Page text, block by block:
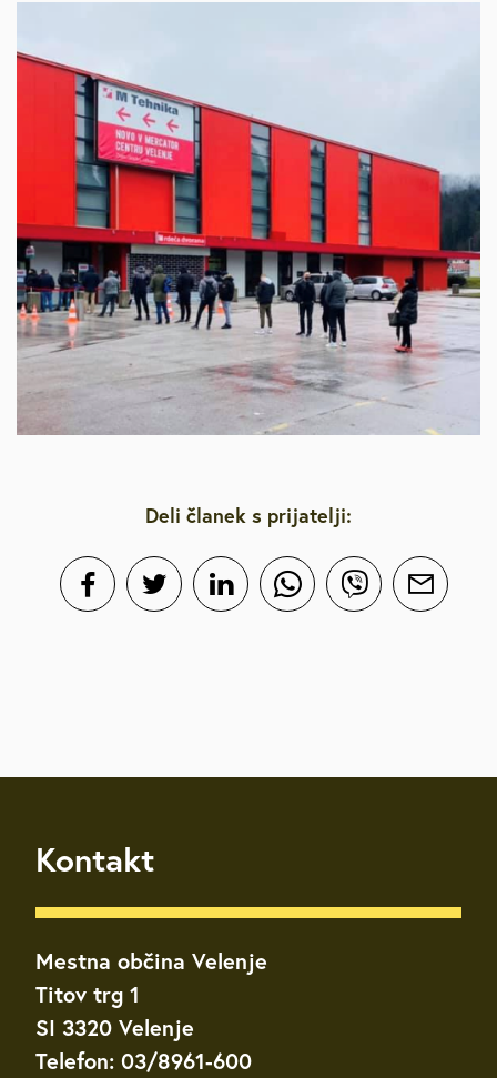
Deli članek s prijatelji:
Kontakt
Mestna občina Velenje
Titov trg 1
SI 3320 Velenje
Telefon: 03/8961-600